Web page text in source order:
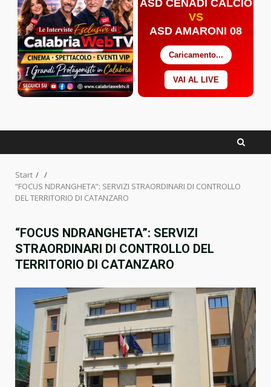
ASD CENADI CALCIO
VS
ASD AMARONI 08
Caricamento...
VAI AL LIVE
Start
“FOCUS NDRANGHETA”: SERVIZI STRAORDINARI DI CONTROLLO
DEL TERRITORIO DI CATANZARO
“FOCUS NDRANGHETA”: SERVIZI
STRAORDINARI DI CONTROLLO DEL
TERRITORIO DI CATANZARO